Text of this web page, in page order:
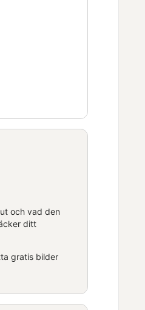
och vad den
ditt
gratis bilder